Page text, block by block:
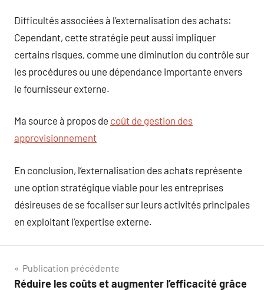
Difficultés associées à l’externalisation des achats:
Cependant, cette stratégie peut aussi impliquer
certains risques, comme une diminution du contrôle sur
les procédures ou une dépendance importante envers
le fournisseur externe.
Ma source à propos de coût de gestion des
approvisionnement
En conclusion, l’externalisation des achats représente
une option stratégique viable pour les entreprises
désireuses de se focaliser sur leurs activités principales
en exploitant l’expertise externe.
Navigation
Publication précédente
Réduire les coûts et augmenter l’efficacité grâce